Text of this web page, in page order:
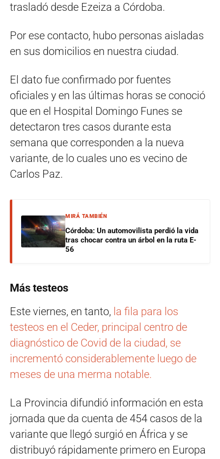
trasladó desde Ezeiza a Córdoba.
Por ese contacto, hubo personas aisladas
en sus domicilios en nuestra ciudad.
El dato fue confirmado por fuentes
oficiales y en las últimas horas se conoció
que en el Hospital Domingo Funes se
detectaron tres casos durante esta
semana que corresponden a la nueva
variante, de lo cuales uno es vecino de
Carlos Paz.
MIRÁ TAMBIÉN
Córdoba: Un automovilista perdió la vida
tras chocar contra un árbol en la ruta E-
56
Más testeos
Este viernes, en tanto, la fila para los
testeos en el Ceder, principal centro de
diagnóstico de Covid de la ciudad, se
incrementó considerablemente luego de
meses de una merma notable.
La Provincia difundió información en esta
jornada que da cuenta de 454 casos de la
variante que llegó surgió en África y se
distribuyó rápidamente primero en Europa